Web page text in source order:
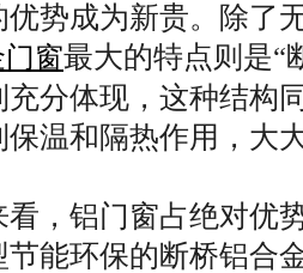
势成为新贵。除了
窗最大的特点则是“
分体现，这种结构
温和隔热作用，大
铝门窗占绝对优
能环保的断桥铝合